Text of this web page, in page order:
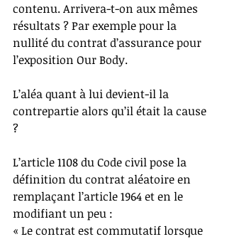
contenu. Arrivera-t-on aux mêmes
résultats ? Par exemple pour la
nullité du contrat d’assurance pour
l’exposition Our Body.
L’aléa quant à lui devient-il la
contrepartie alors qu’il était la cause
?
L’article 1108 du Code civil pose la
définition du contrat aléatoire en
remplaçant l’article 1964 et en le
modifiant un peu :
« Le contrat est commutatif lorsque